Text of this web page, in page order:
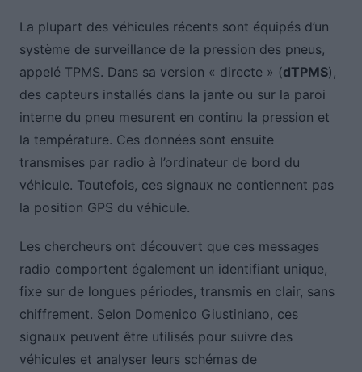
La plupart des véhicules récents sont équipés d’un
système de surveillance de la pression des pneus,
appelé TPMS. Dans sa version « directe » (dTPMS),
des capteurs installés dans la jante ou sur la paroi
interne du pneu mesurent en continu la pression et
la température. Ces données sont ensuite
transmises par radio à l’ordinateur de bord du
véhicule. Toutefois, ces signaux ne contiennent pas
la position GPS du véhicule.
Les chercheurs ont découvert que ces messages
radio comportent également un identifiant unique,
fixe sur de longues périodes, transmis en clair, sans
chiffrement. Selon Domenico Giustiniano, ces
signaux peuvent être utilisés pour suivre des
véhicules et analyser leurs schémas de